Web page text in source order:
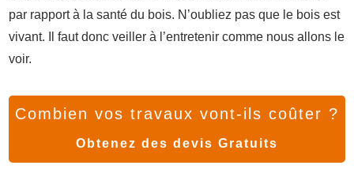
par rapport à la santé du bois. N’oubliez pas que le bois est
vivant. Il faut donc veiller à l’entretenir comme nous allons le
voir.
Combien vos travaux vont-ils coûter ?
Obtenez des devis Gratuits